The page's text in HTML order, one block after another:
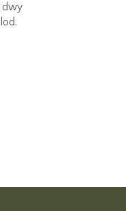
dwy